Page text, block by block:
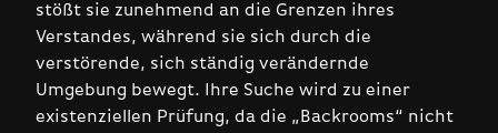
stößt sie zunehmend an die Grenzen ihres
Verstandes, während sie sich durch die
verstörende, sich ständig verändernde
Umgebung bewegt. Ihre Suche wird zu einer
existenziellen Prüfung, da die „Backrooms“ nicht